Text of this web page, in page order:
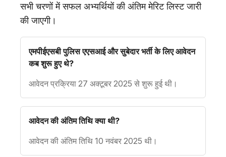
सभी चरणों में सफल अभ्यर्थियों की अंतिम मेरिट लिस्ट जारी
की जाएगी।
एमपीईएसबी पुलिस एएसआई और सुबेदार भर्ती के लिए आवेदन
कब शुरू हुए थे?
आवेदन प्रक्रिया 27 अक्टूबर 2025 से शुरू हुई थी।
आवेदन की अंतिम तिथि क्या थी?
आवेदन की अंतिम तिथि 10 नवंबर 2025 थी।